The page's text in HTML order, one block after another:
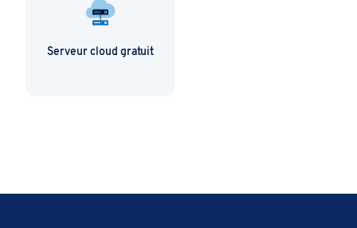
Serveur cloud gratuit